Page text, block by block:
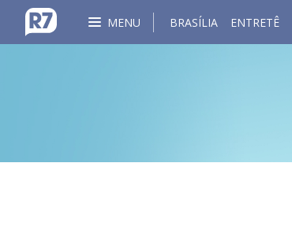
MENU BRASÍLIA ENTRETÊ